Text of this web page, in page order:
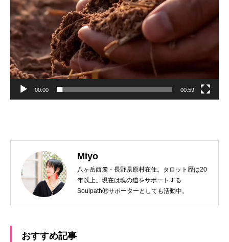
00:00 00:59
Miyo
八ヶ岳西麓・長野県原村在住。タロット歴は20
年以上。現在は魂の道をサポートする
SoulpathⓇサポーターとしても活動中。
おすすめ記事